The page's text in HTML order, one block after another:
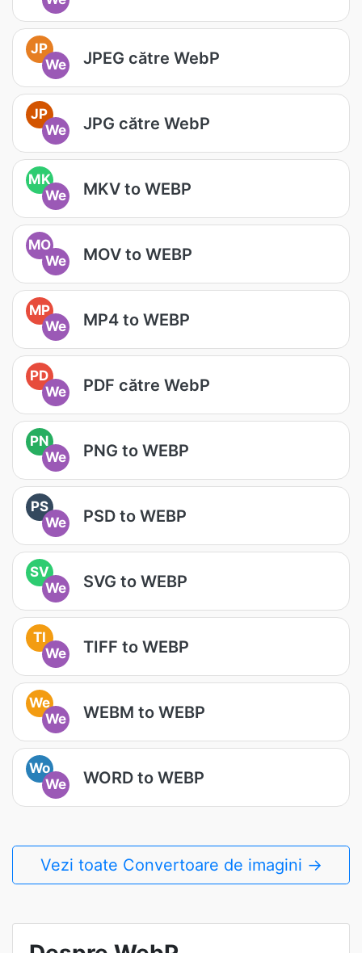
JP
We
JPEG către WebP
JP
We
JPG către WebP
MK
We
MKV to WEBP
MO
We
MOV to WEBP
MP
We
MP4 to WEBP
PD
We
PDF către WebP
PN
We
PNG to WEBP
PS
We
PSD to WEBP
SV
We
SVG to WEBP
TI
We
TIFF to WEBP
We
We
WEBM to WEBP
Wo
We
WORD to WEBP
Vezi toate Convertoare de imagini →